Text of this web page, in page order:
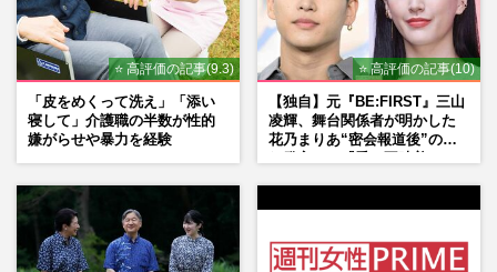
⭐ 高評価の記事(9.3)
「皮をめくって洗え」「添い
寝して」介護職の半数が性的
嫌がらせや暴力を経験
⭐ 高評価の記事(10)
【独自】元『BE:FIRST』三山
凌輝、舞台関係者が明かした
花乃まりあ“密会報道後”の呆